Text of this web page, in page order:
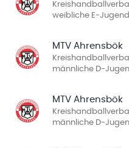
weibliche E-
MTV Ahrensbök
männliche D-
MTV Ahrensbök
männliche D-